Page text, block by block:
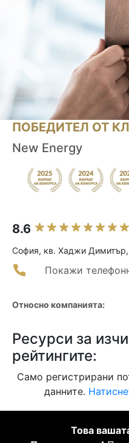
ПОБЕДИТЕЛ ОТ
New Energy
8.6
София, кв. Хаджи Димитър,
Покажи
Относно компанията:
Ресурси за
рейтингите:
Само регистрирани
данните.
Това